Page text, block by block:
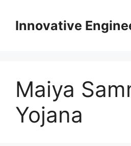
contentInnovative
Maiya
Yojana